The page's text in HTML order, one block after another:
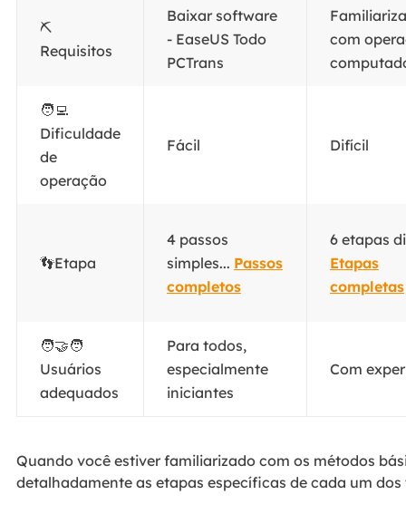
⛏️
Requisitos
Baixar software
- EaseUS Todo
PCTrans
com
🧑‍💻
Dificuldade
de
operação
Fácil Difícil
👣Etapa
4 passos
simples... Passos
completos
6 etapas
Etapas
completas
🧑‍🤝‍🧑
Usuários
adequados
Para todos,
especialmente
iniciantes
Com
Quando você estiver familiarizado com os métodos
detalhadamente as etapas específicas de cada um